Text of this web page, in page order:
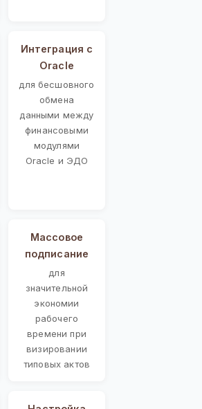
Интеграция с
Oracle
для бесшовного
обмена
данными между
финансовыми
модулями
Oracle и ЭДО
Массовое
подписание
для
значительной
экономии
рабочего
времени при
визировании
типовых актов